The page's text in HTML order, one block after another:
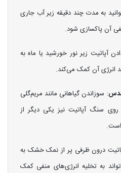
به مدت چند دقیقه زیر آب جاری
آن پاکسازی شود.
آپاتیت زیر نور خورشید یا ماه به
انرژی آن کمک می‌کند.
: سوزاندن گیاهانی مانند مریم‌گلی
سنگ آپاتیت نیز یکی دیگر از
درون ظرفی پر از نمک خشک به
می‌تواند به تخلیه انرژی‌های منفی کمک